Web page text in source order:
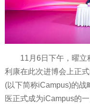
11月6日下午，曜立
利康在此次进博会上正
(以下简称iCampus)的战
医正式成为iCampus的